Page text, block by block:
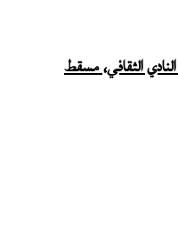
الثقافي، مسقط